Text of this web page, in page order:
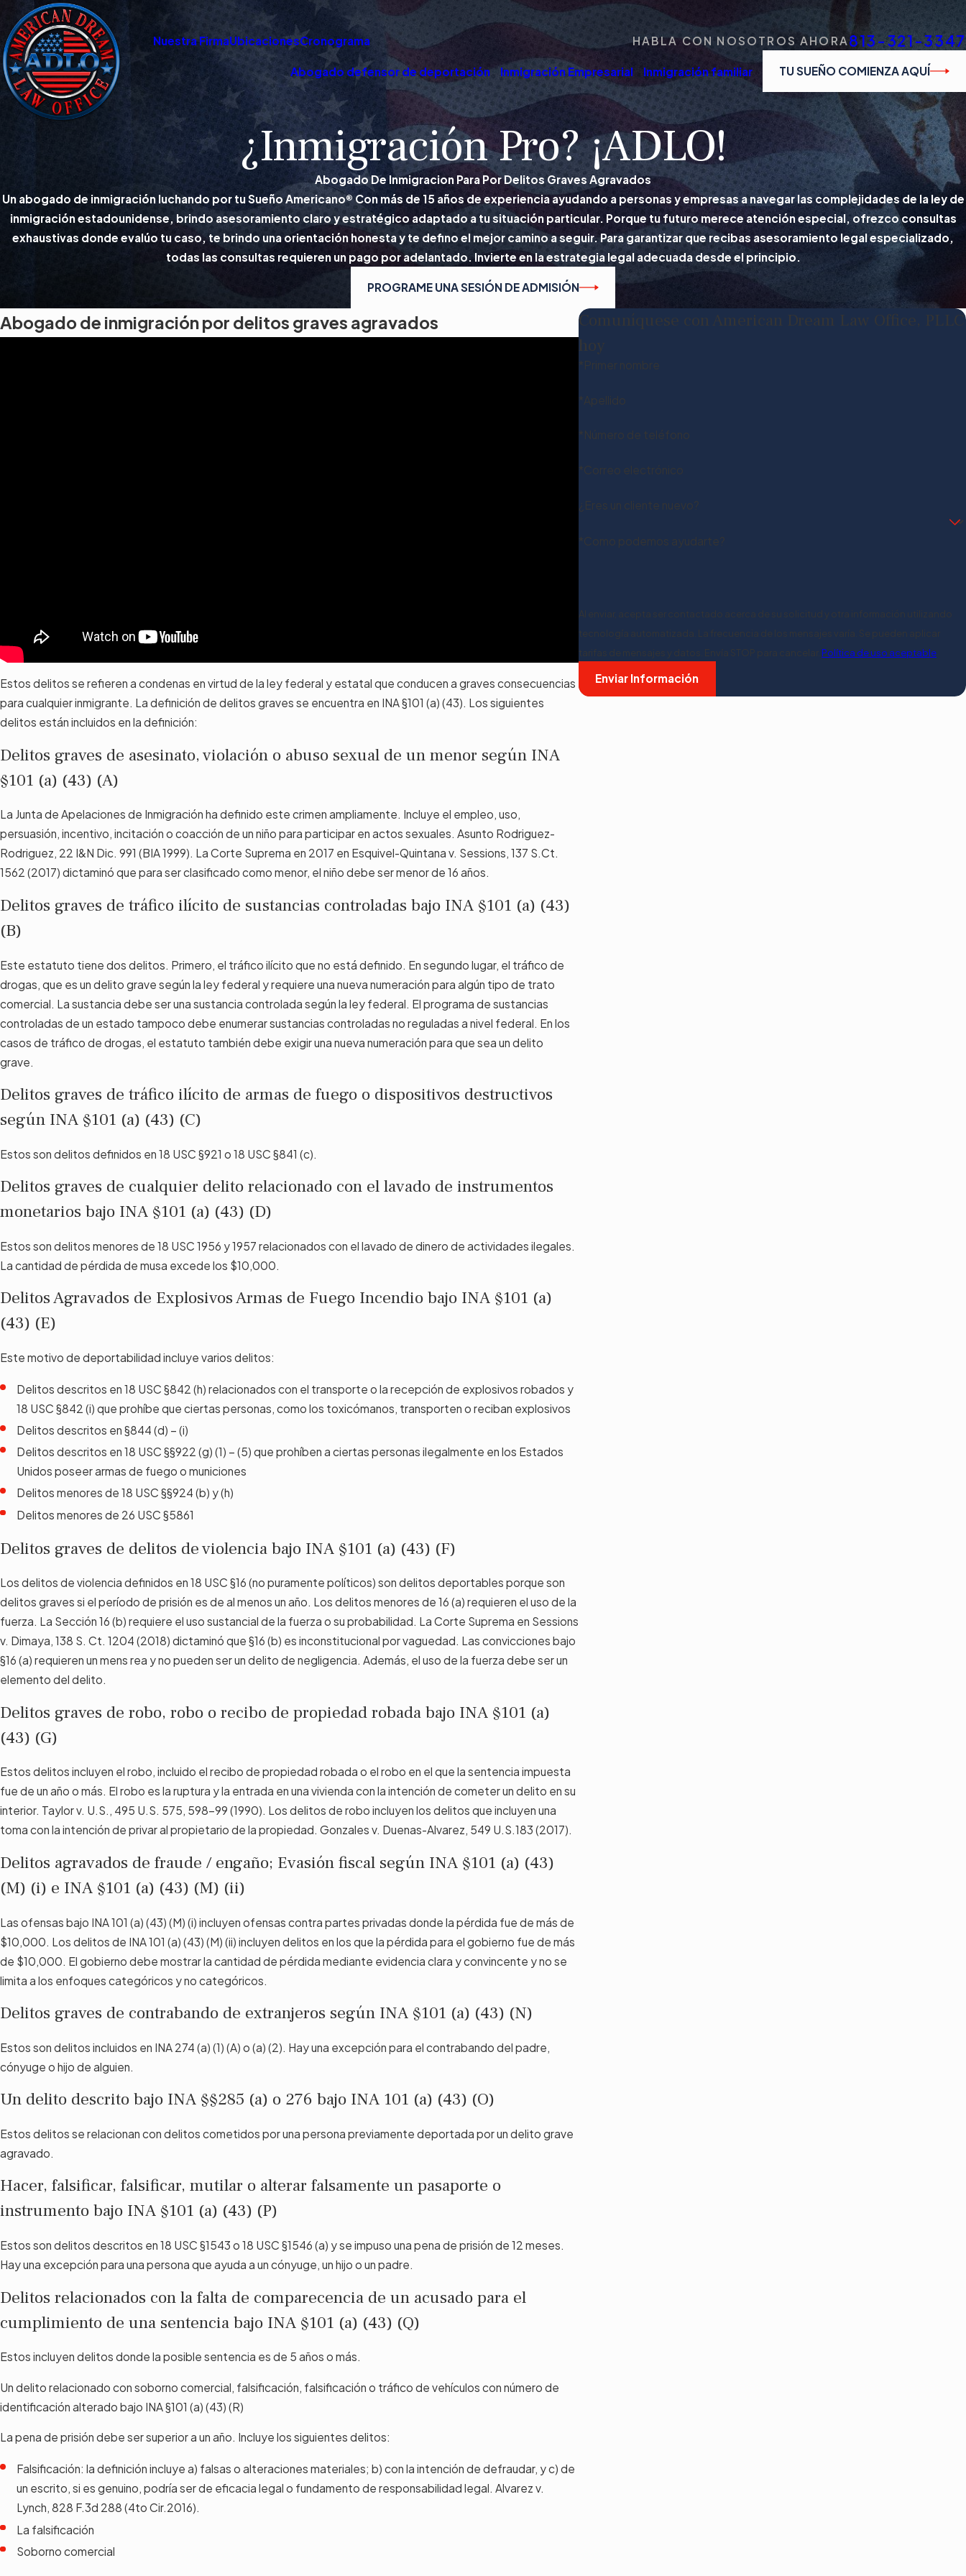
Nuestra FirmaUbicacionesCronograma HABLA CON NOSOTROS AHORA 813-321-3347
Abogado defensor de deportación Inmigración Empresarial Inmigración familiar TU SUEÑO COMIENZA AQUÍ
¿Inmigración Pro? ¡ADLO!
Abogado De Inmigracion Para Por Delitos Graves Agravados
Un abogado de inmigración luchando por tu Sueño Americano® Con más de 15 años de experiencia ayudando a personas y empresas a navegar las complejidades de la ley de
inmigración estadounidense, brindo asesoramiento claro y estratégico adaptado a tu situación particular. Porque tu futuro merece atención especial, ofrezco consultas
exhaustivas donde evalúo tu caso, te brindo una orientación honesta y te defino el mejor camino a seguir. Para garantizar que recibas asesoramiento legal especializado,
todas las consultas requieren un pago por adelantado. Invierte en la estrategia legal adecuada desde el principio.
PROGRAME UNA SESIÓN DE ADMISIÓN
Abogado de inmigración por delitos graves agravados
Estos delitos se refieren a condenas en virtud de la ley federal y estatal que conducen a graves consecuencias
para cualquier inmigrante. La definición de delitos graves se encuentra en INA §101 (a) (43). Los siguientes
delitos están incluidos en la definición:
Delitos graves de asesinato, violación o abuso sexual de un menor según INA
§101 (a) (43) (A)
La Junta de Apelaciones de Inmigración ha definido este crimen ampliamente. Incluye el empleo, uso,
persuasión, incentivo, incitación o coacción de un niño para participar en actos sexuales. Asunto Rodriguez-
Rodriguez, 22 I&N Dic. 991 (BIA 1999). La Corte Suprema en 2017 en Esquivel-Quintana v. Sessions, 137 S.Ct.
1562 (2017) dictaminó que para ser clasificado como menor, el niño debe ser menor de 16 años.
Delitos graves de tráfico ilícito de sustancias controladas bajo INA §101 (a) (43)
(B)
Este estatuto tiene dos delitos. Primero, el tráfico ilícito que no está definido. En segundo lugar, el tráfico de
drogas, que es un delito grave según la ley federal y requiere una nueva numeración para algún tipo de trato
comercial. La sustancia debe ser una sustancia controlada según la ley federal. El programa de sustancias
controladas de un estado tampoco debe enumerar sustancias controladas no reguladas a nivel federal. En los
casos de tráfico de drogas, el estatuto también debe exigir una nueva numeración para que sea un delito
grave.
Delitos graves de tráfico ilícito de armas de fuego o dispositivos destructivos
según INA §101 (a) (43) (C)
Estos son delitos definidos en 18 USC §921 o 18 USC §841 (c).
Delitos graves de cualquier delito relacionado con el lavado de instrumentos
monetarios bajo INA §101 (a) (43) (D)
Estos son delitos menores de 18 USC 1956 y 1957 relacionados con el lavado de dinero de actividades ilegales.
La cantidad de pérdida de musa excede los $10,000.
Delitos Agravados de Explosivos Armas de Fuego Incendio bajo INA §101 (a)
(43) (E)
Este motivo de deportabilidad incluye varios delitos:
Delitos descritos en 18 USC §842 (h) relacionados con el transporte o la recepción de explosivos robados y
18 USC §842 (i) que prohíbe que ciertas personas, como los toxicómanos, transporten o reciban explosivos
Delitos descritos en §844 (d) – (i)
Delitos descritos en 18 USC §§922 (g) (1) – (5) que prohíben a ciertas personas ilegalmente en los Estados
Unidos poseer armas de fuego o municiones
Delitos menores de 18 USC §§924 (b) y (h)
Delitos menores de 26 USC §5861
Delitos graves de delitos de violencia bajo INA §101 (a) (43) (F)
Los delitos de violencia definidos en 18 USC §16 (no puramente políticos) son delitos deportables porque son
delitos graves si el período de prisión es de al menos un año. Los delitos menores de 16 (a) requieren el uso de la
fuerza. La Sección 16 (b) requiere el uso sustancial de la fuerza o su probabilidad. La Corte Suprema en Sessions
v. Dimaya, 138 S. Ct. 1204 (2018) dictaminó que §16 (b) es inconstitucional por vaguedad. Las convicciones bajo
§16 (a) requieren un mens rea y no pueden ser un delito de negligencia. Además, el uso de la fuerza debe ser un
elemento del delito.
Delitos graves de robo, robo o recibo de propiedad robada bajo INA §101 (a)
(43) (G)
Estos delitos incluyen el robo, incluido el recibo de propiedad robada o el robo en el que la sentencia impuesta
fue de un año o más. El robo es la ruptura y la entrada en una vivienda con la intención de cometer un delito en su
interior. Taylor v. U.S., 495 U.S. 575, 598-99 (1990). Los delitos de robo incluyen los delitos que incluyen una
toma con la intención de privar al propietario de la propiedad. Gonzales v. Duenas-Alvarez, 549 U.S.183 (2017).
Delitos agravados de fraude / engaño; Evasión fiscal según INA §101 (a) (43)
(M) (i) e INA §101 (a) (43) (M) (ii)
Las ofensas bajo INA 101 (a) (43) (M) (i) incluyen ofensas contra partes privadas donde la pérdida fue de más de
$10,000. Los delitos de INA 101 (a) (43) (M) (ii) incluyen delitos en los que la pérdida para el gobierno fue de más
de $10,000. El gobierno debe mostrar la cantidad de pérdida mediante evidencia clara y convincente y no se
limita a los enfoques categóricos y no categóricos.
Delitos graves de contrabando de extranjeros según INA §101 (a) (43) (N)
Estos son delitos incluidos en INA 274 (a) (1) (A) o (a) (2). Hay una excepción para el contrabando del padre,
cónyuge o hijo de alguien.
Un delito descrito bajo INA §§285 (a) o 276 bajo INA 101 (a) (43) (O)
Estos delitos se relacionan con delitos cometidos por una persona previamente deportada por un delito grave
agravado.
Hacer, falsificar, falsificar, mutilar o alterar falsamente un pasaporte o
instrumento bajo INA §101 (a) (43) (P)
Estos son delitos descritos en 18 USC §1543 o 18 USC §1546 (a) y se impuso una pena de prisión de 12 meses.
Hay una excepción para una persona que ayuda a un cónyuge, un hijo o un padre.
Delitos relacionados con la falta de comparecencia de un acusado para el
cumplimiento de una sentencia bajo INA §101 (a) (43) (Q)
Estos incluyen delitos donde la posible sentencia es de 5 años o más.
Un delito relacionado con soborno comercial, falsificación, falsificación o tráfico de vehículos con número de
identificación alterado bajo INA §101 (a) (43) (R)
La pena de prisión debe ser superior a un año. Incluye los siguientes delitos:
Falsificación: la definición incluye a) falsas o alteraciones materiales; b) con la intención de defraudar, y c) de
un escrito, si es genuino, podría ser de eficacia legal o fundamento de responsabilidad legal. Alvarez v.
Lynch, 828 F.3d 288 (4to Cir.2016).
La falsificación
Soborno comercial
Comuníquese con American Dream Law Office, PLLC
hoy
*Primer nombre
*Apellido
*Número de teléfono
*Correo electrónico
¿Eres un cliente nuevo?
*Como podemos ayudarte?
Al enviar, acepta ser contactado acerca de su solicitud y otra información utilizando
tecnología automatizada. La frecuencia de los mensajes varía. Se pueden aplicar
tarifas de mensajes y datos. Envía STOP para cancelar. Política de uso aceptable
Enviar Información